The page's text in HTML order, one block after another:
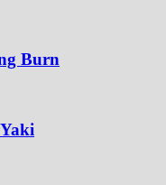
Burn